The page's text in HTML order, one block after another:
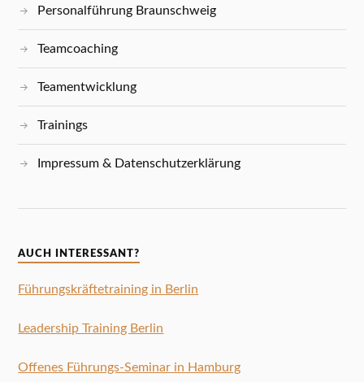
Personalführung Braunschweig
Teamcoaching
Teamentwicklung
Trainings
Impressum & Datenschutzerklärung
AUCH INTERESSANT?
Führungskräftetraining in Berlin
Leadership Training Berlin
Offenes Führungs-Seminar in Hamburg